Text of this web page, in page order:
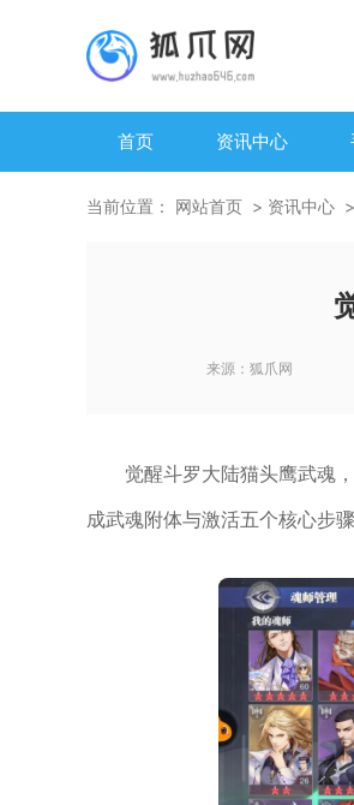
首页 资讯中心
当前位置： 网站首页 资讯中心
来源： 狐爪网
觉醒斗罗大陆猫头鹰武魂
成武魂附体与激活五个核心步